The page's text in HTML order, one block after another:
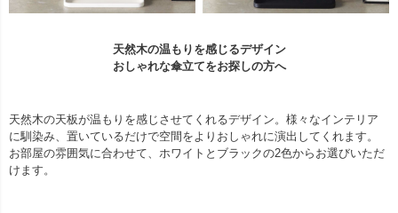
天然木の温もりを感じるデザイン
おしゃれな傘立てをお探しの方へ
天然木の天板が温もりを感じさせてくれるデザイン。様々なインテリア
に馴染み、置いているだけで空間をよりおしゃれに演出してくれます。
お部屋の雰囲気に合わせて、ホワイトとブラックの2色からお選びいただ
けます。